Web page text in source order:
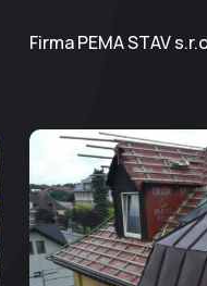
Firma PEMA STAV